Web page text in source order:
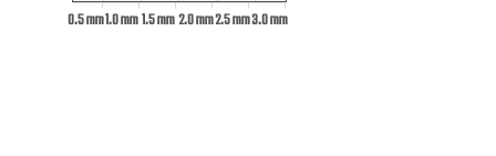
0.5 mm1.0 mm1.5 mm2.0 mm2.5 mm3.0 mm